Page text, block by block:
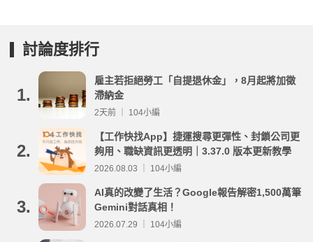
討論度排行
1.
雇主若拒絕勞工「自提退休金」，8月起將加徵
滯納金
2天前 ｜ 104小編
2.
【工作快找App】捷運搜尋更彈性、封鎖公司更
夠用、職缺資訊更透明｜3.37.0 版本更新教學
2026.08.03 ｜ 104小編
3.
AI真的改變了生活？Google報告解密1,500萬筆
Gemini對話真相！
2026.07.29 ｜ 104小編